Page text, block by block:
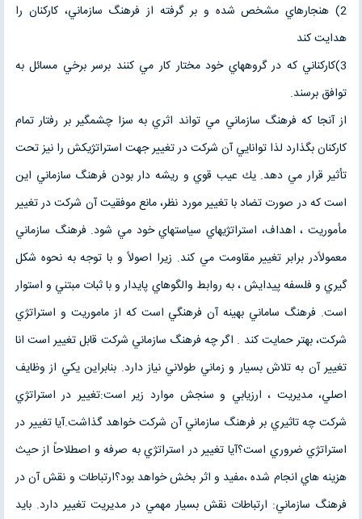
2) هنجارهاي مشخص شده و بر گرفته از فرهنگ سازماني، كاركنان را
هدايت كند
3)كاركناني كه در گروههاي خود مختار كار مي كنند برسر برخي مسائل به
توافق برسند.
از آنجا كه فرهنگ سازماني مي تواند اثري به سزا چشمگير بر رفتار تمام
كاركنان بگذارد لذا توانايي آن شركت در تغيير جهت استراتژيكش را نيز تحت
تأثير قرار مي دهد. يك عيب قوي و ريشه دار بودن فرهنگ سازماني اين
است كه در صورت تضاد با تغيير مورد نظر، مانع موفقيت آن شركت در تغيير
مأموريت ، اهداف، استراتژيهاي سياستهاي خود مي شود. فرهنگ سازماني
معمولاًدر برابر تغيير مقاومت مي كند. زيرا اصولاً و با توجه به نحوه شكل
گيري و فلسفه پيدايش ، به روابط والگوهاي پايدار و با ثبات مبتني و استوار
است. فرهنگ ساماني بهينه آن فرهنگي است كه از ماموريت و استراتژي
شركت، بهتر حمايت كند . اگر چه فرهنگ سازماني شركت قابل تغيير است انا
تغيير آن به تلاش بسيار و زماني طولاني نياز دارد. بنابراين يكي از وظايف
اصلي، مديريت ، ارزيابي و سنجش موارد زير است:تغيير در استراتژي
شركت چه تاثيري بر فرهنگ سازماني آن شركت خواهد گذاشت.آيا تغيير در
استراتژي ضروري است؟آيا تغيير در استراتژي به صرفه و اصطلاحاً از حيث
هزينه هاي انجام شده ،مفيد و اثر بخش خواهد بود؟ارتباطات و نقش آن در
فرهنگ سازماني: ارتباطات نقش بسيار مهمي در مديريت تغيير دارد. بايد